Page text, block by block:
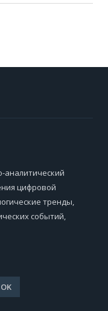
аналитический
цифровой
тренды,
событий,